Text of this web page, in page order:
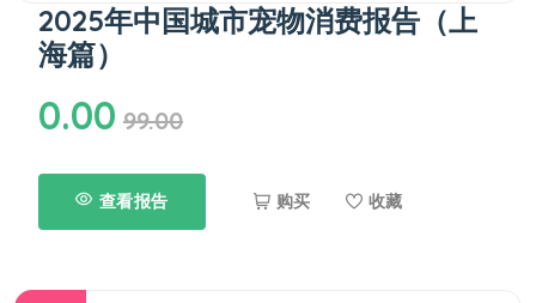
2025年中国城市宠物消费报告（上
海篇）
0.00 99.00
查看报告 购买 收藏